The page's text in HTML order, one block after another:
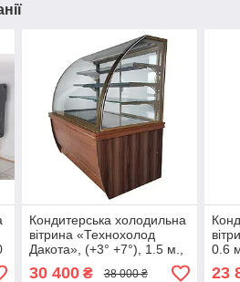
Кондитерська холодильна
вітрина «Технохолод
Дакота», (+3° +7°), 1.5 м.,
(Україна), Б/у
30 400₴ 38 000 ₴
0.6
23